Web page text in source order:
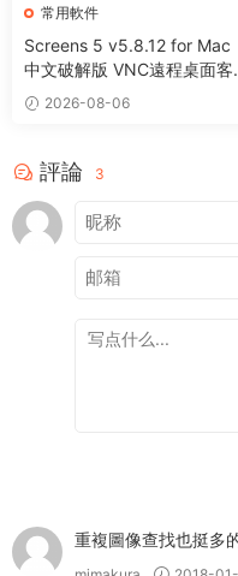
常用軟件
Screens 5 v5.8.12 for Mac
中文破解版 VNC遠程桌面客
端應用程序
2026-08-06
評論 3
重複圖像查找也挺多的